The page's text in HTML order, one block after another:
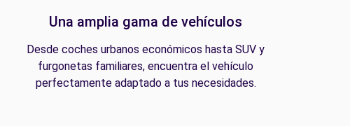
Una amplia gama de vehículos
Desde coches urbanos económicos hasta SUV y
furgonetas familiares, encuentra el vehículo
perfectamente adaptado a tus necesidades.